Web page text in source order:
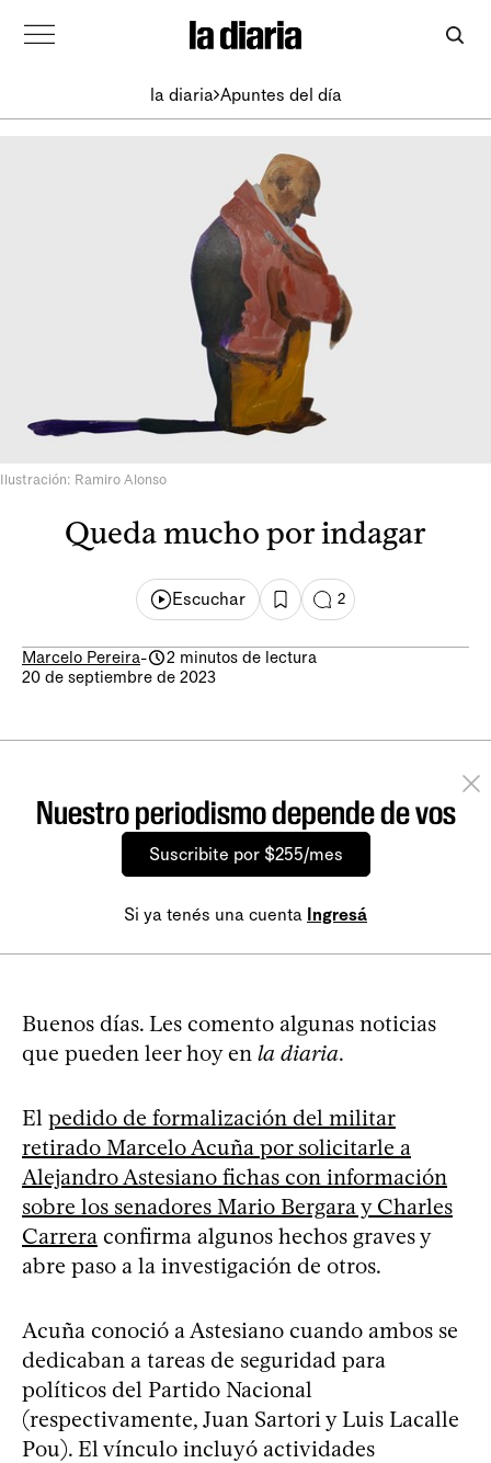
la diaria Apuntes del día
Ilustración: Ramiro Alonso
Queda mucho por indagar
Escuchar 2
Marcelo Pereira-
2 minutos de lectura
20 de septiembre de 2023
Nuestro periodismo depende de vos
Suscribite por $255/mes
Si ya tenés una cuenta Ingresá
Buenos días. Les comento algunas noticias
que pueden leer hoy en la diaria.
El pedido de formalización del militar
retirado Marcelo Acuña por solicitarle a
Alejandro Astesiano fichas con información
sobre los senadores Mario Bergara y Charles
Carrera confirma algunos hechos graves y
abre paso a la investigación de otros.
Acuña conoció a Astesiano cuando ambos se
dedicaban a tareas de seguridad para
políticos del Partido Nacional
(respectivamente, Juan Sartori y Luis Lacalle
Pou). El vínculo incluyó actividades